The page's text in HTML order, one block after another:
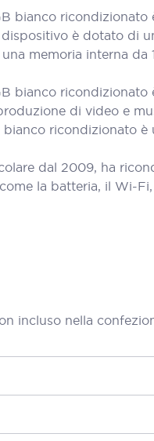
bianco
è dotato di
memoria interna da
bianco
di video e
bianco ricondizionato
dal 2009, ha
la batteria, il Wi-
incluso nella